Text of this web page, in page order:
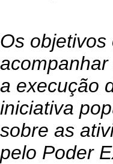
Os
a execução
iniciativa
sobre as
pelo Poder